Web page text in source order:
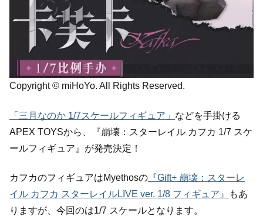
Copyright © miHoYo. All Rights Reserved.
「三月なのか 1/7スケールフィギュア」 などを手掛ける
APEX TOYSから、『崩壊：スターレイル カフカ 1/7 スケ
ールフィギュア』が発売決定！
カフカのフィギュアはMyethosの 『Gift+ 崩壊：スターレ
イル カフカ スターレイルLIVE ver. 1/8 フィギュア』
もあ
りますが、今回のは1/7 スケールとなります。